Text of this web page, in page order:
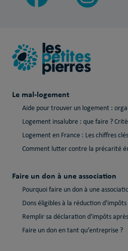
Le mal-logement
Aide pour trouver un logement :
Logement insalubre : que faire ?
Logement en France : Les chiffres clés
Comment lutter contre la précarité
Faire un don à une association
Pourquoi faire un don à une
Dons éligibles à la réduction d'impôts
Remplir sa déclaration d'impôts
Faire un don en tant qu’entreprise ?